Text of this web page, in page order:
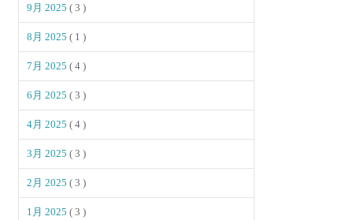
9月 2025( 3 )
8月 2025( 1 )
7月 2025( 4 )
6月 2025( 3 )
4月 2025( 4 )
3月 2025( 3 )
2月 2025( 3 )
1月 2025( 3 )